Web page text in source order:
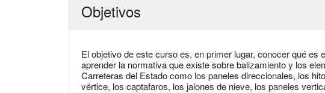
Objetivos
El objetivo de este curso es, en primer lugar, conocer qué es
aprender la normativa que existe sobre balizamiento y los
Carreteras del Estado como los paneles direccionales, los
vértice, los captafaros, los jalones de nieve, los paneles